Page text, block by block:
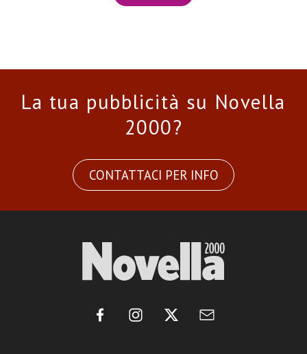
La tua pubblicità su Novella
2000?
CONTATTACI PER INFO